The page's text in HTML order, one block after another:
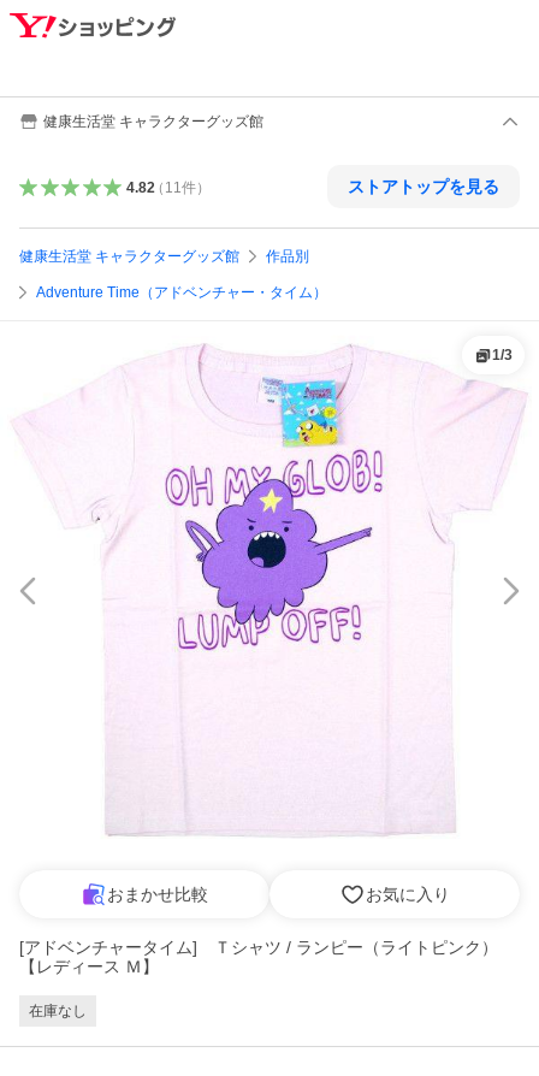
健康生活堂 キャラクターグッズ館
4.82（ 11件） ストアトップを見る
健康生活堂 キャラクターグッズ館 作品別
Adventure Time（アドベンチャー・タイム）
1/3
おまかせ比較 お気に入り
[アドベンチャータイム] Ｔシャツ / ランピー（ライトピンク）
【レディース Ｍ】
在庫なし